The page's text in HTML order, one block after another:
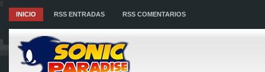
INICIO RSS ENTRADAS RSS COMENTARIOS